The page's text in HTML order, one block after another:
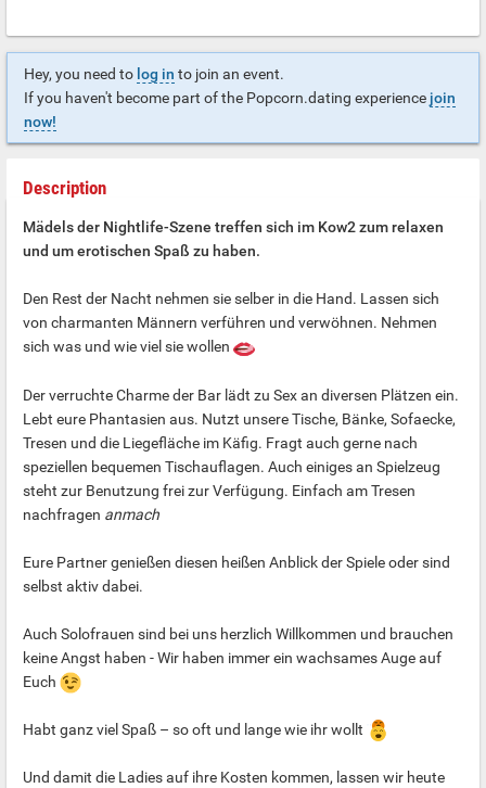
Hey, you need to log in to join an event.
If you haven't become part of the Popcorn.dating experience join
now!
Description
Mädels der Nightlife-Szene treffen sich im Kow2 zum relaxen
und um erotischen Spaß zu haben.
Den Rest der Nacht nehmen sie selber in die Hand. Lassen sich
von charmanten Männern verführen und verwöhnen. Nehmen
sich was und wie viel sie wollen
Der verruchte Charme der Bar lädt zu Sex an diversen Plätzen ein.
Lebt eure Phantasien aus. Nutzt unsere Tische, Bänke, Sofaecke,
Tresen und die Liegefläche im Käfig. Fragt auch gerne nach
speziellen bequemen Tischauflagen. Auch einiges an Spielzeug
steht zur Benutzung frei zur Verfügung. Einfach am Tresen
nachfragen anmach
Eure Partner genießen diesen heißen Anblick der Spiele oder sind
selbst aktiv dabei.
Auch Solofrauen sind bei uns herzlich Willkommen und brauchen
keine Angst haben - Wir haben immer ein wachsames Auge auf
Euch
Habt ganz viel Spaß – so oft und lange wie ihr wollt
Und damit die Ladies auf ihre Kosten kommen, lassen wir heute